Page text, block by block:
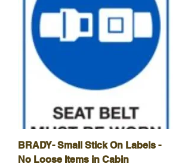
BRADY- Small Stick On Labels -
No Loose Items in Cabin